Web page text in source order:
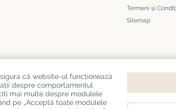
Termeni și
Sitemap
că website-ul funcționează
despre comportamentul
mai multe despre modulele
pe „Acceptă toate modulele